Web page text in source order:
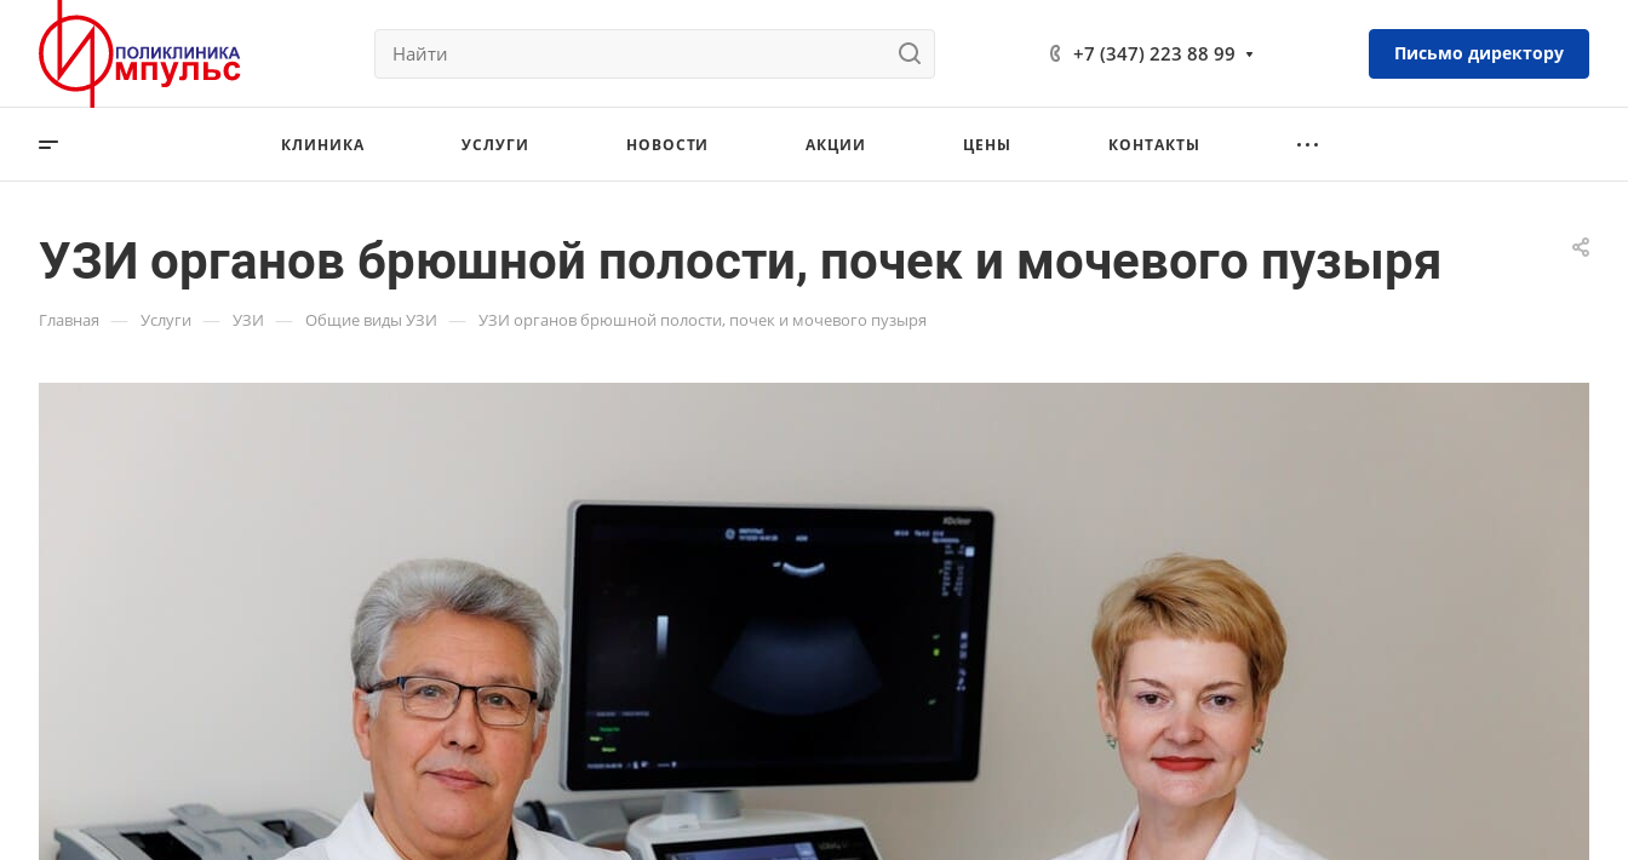
+7 (347) 223 88 99 Письмо директору
КЛИНИКА УСЛУГИ НОВОСТИ АКЦИИ ЦЕНЫ КОНТАКТЫ
УЗИ органов брюшной полости, почек и мочевого пузыря
Главная — Услуги — УЗИ — Общие виды УЗИ — УЗИ органов брюшной полости, почек и мочевого пузыря